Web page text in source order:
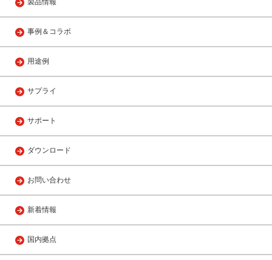
製品情報
事例＆コラボ
用途例
サプライ
サポート
ダウンロード
お問い合わせ
新着情報
国内拠点